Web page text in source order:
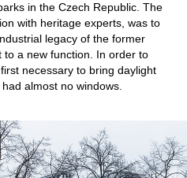
in the Czech Republic. The
with heritage experts, was to
legacy of the former
to a new function. In order to
necessary to bring daylight
almost no windows.